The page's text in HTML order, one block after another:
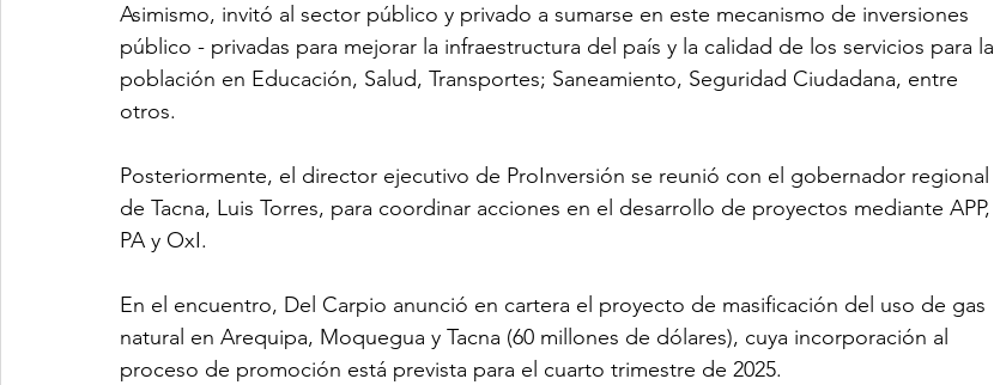
Asimismo, invitó al sector público y privado a sumarse en este mecanismo de inversiones
público - privadas para mejorar la infraestructura del país y la calidad de los servicios para la
población en Educación, Salud, Transportes; Saneamiento, Seguridad Ciudadana, entre
otros.
Posteriormente, el director ejecutivo de ProInversión se reunió con el gobernador regional
de Tacna, Luis Torres, para coordinar acciones en el desarrollo de proyectos mediante APP,
PA y OxI.
En el encuentro, Del Carpio anunció en cartera el proyecto de masificación del uso de gas
natural en Arequipa, Moquegua y Tacna (60 millones de dólares), cuya incorporación al
proceso de promoción está prevista para el cuarto trimestre de 2025.